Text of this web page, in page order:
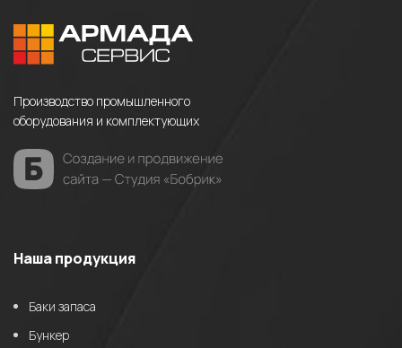
Производство промышленного
оборудования и комплектующих
Наша продукция
Баки запаса
Бункер